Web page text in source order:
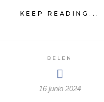
KEEP READING...
BELEN
16 junio 2024